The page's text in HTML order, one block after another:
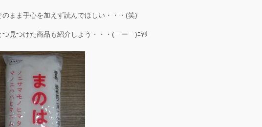
のまま手心を加えず読んでほしい・・・(笑)
つ見つけた商品も紹介しよう・・・(￣ー￣)ﾆﾔﾘ